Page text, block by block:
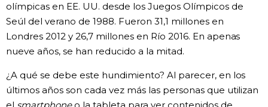
olímpicas en EE. UU. desde los Juegos Olímpicos de
Seúl del verano de 1988. Fueron 31,1 millones en
Londres 2012 y 26,7 millones en Río 2016. En apenas
nueve años, se han reducido a la mitad.
¿A qué se debe este hundimiento? Al parecer, en los
últimos años son cada vez más las personas que utilizan